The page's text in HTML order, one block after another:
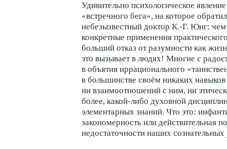
Удивительно психологическое
«встречного бега», на которое
небезызвестный доктор К.-Г. Юнг:
конкретные применения
больший отказ от разумности как
это вызывает в людях! Многие с
в объятия иррационального
в большинстве своём никаких навыков
ни взаимоотношений с ним, ни
более, какой-либо духовной
элементарных знаний. Что это:
закономерность или действительная
недостаточности наших сознательных